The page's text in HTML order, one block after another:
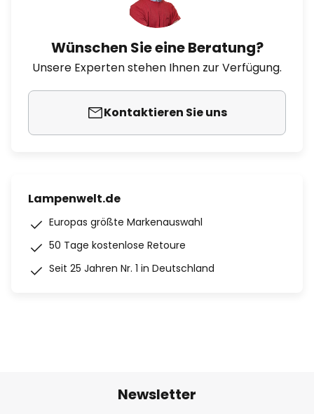
Wünschen Sie eine Beratung?
Unsere Experten stehen Ihnen zur Verfügung.
Kontaktieren Sie uns
Lampenwelt.de
Europas größte Markenauswahl
50 Tage kostenlose Retoure
Seit 25 Jahren Nr. 1 in Deutschland
Newsletter